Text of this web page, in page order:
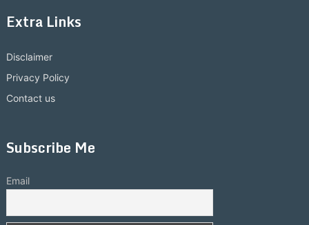
Extra Links
Disclaimer
Privacy Policy
Contact us
Subscribe Me
Email